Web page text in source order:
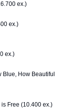
ex.)
ex.)
ex.)
Blue, How Beautiful
is Free (10.400 ex.)